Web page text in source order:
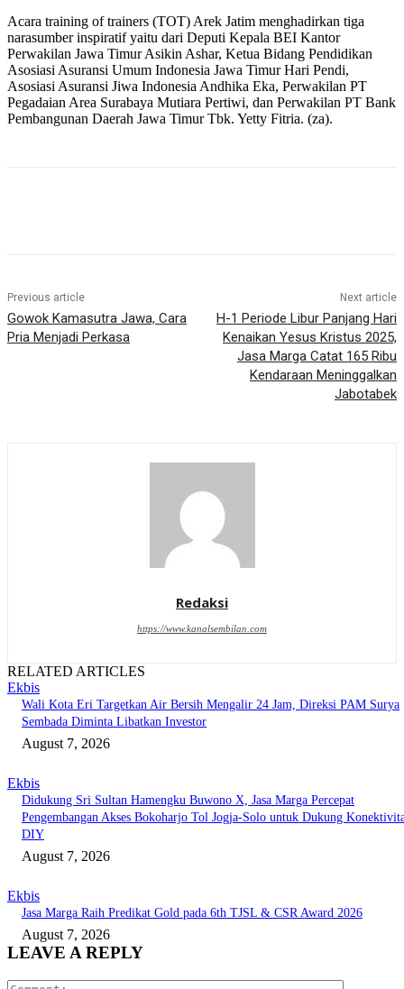
Acara training of trainers (TOT) Arek Jatim menghadirkan tiga
narasumber inspiratif yaitu dari Deputi Kepala BEI Kantor
Perwakilan Jawa Timur Asikin Ashar, Ketua Bidang Pendidikan
Asosiasi Asuransi Umum Indonesia Jawa Timur Hari Pendi,
Asosiasi Asuransi Jiwa Indonesia Andhika Eka, Perwakilan PT
Pegadaian Area Surabaya Mutiara Pertiwi, dan Perwakilan PT Bank
Pembangunan Daerah Jawa Timur Tbk. Yetty Fitria. (za).
Previous article
Gowok Kamasutra Jawa, Cara
Pria Menjadi Perkasa
Next article
H-1 Periode Libur Panjang Hari
Kenaikan Yesus Kristus 2025,
Jasa Marga Catat 165 Ribu
Kendaraan Meninggalkan
Jabotabek
Redaksi
https://www.kanalsembilan.com
RELATED ARTICLES
Ekbis
Wali Kota Eri Targetkan Air Bersih Mengalir 24 Jam, Direksi PAM Surya
Sembada Diminta Libatkan Investor
August 7, 2026
Ekbis
Didukung Sri Sultan Hamengku Buwono X, Jasa Marga Percepat
Pengembangan Akses Bokoharjo Tol Jogja-Solo untuk Dukung
DIY
August 7, 2026
Ekbis
Jasa Marga Raih Predikat Gold pada 6th TJSL & CSR Award 2026
August 7, 2026
LEAVE A REPLY